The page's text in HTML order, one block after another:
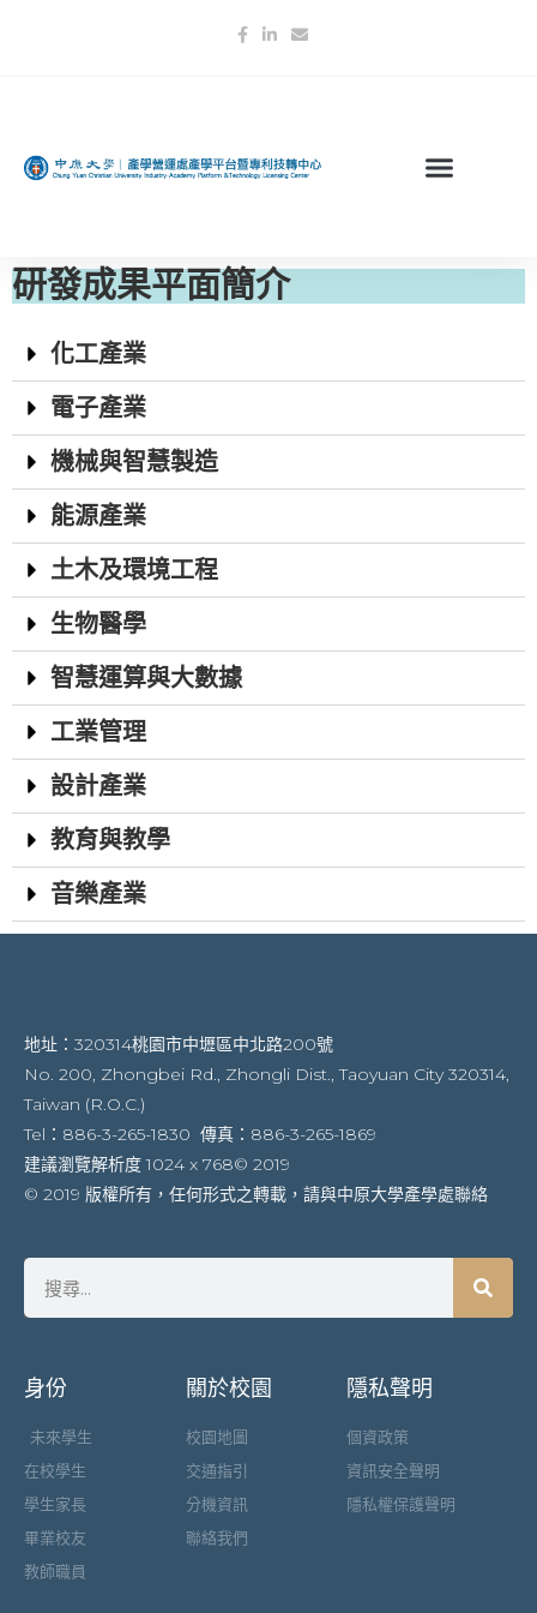
研發成果平面簡介
化工產業
電子產業
機械與智慧製造
能源產業
土木及環境工程
生物醫學
智慧運算與大數據
工業管理
設計產業
教育與教學
音樂產業
地址：320314桃園市中壢區中北路200號
No. 200, Zhongbei Rd., Zhongli Dist., Taoyuan City 320314,
Taiwan (R.O.C.)
Tel：886-3-265-1830 傳真：886-3-265-1869
建議瀏覽解析度 1024 x 768© 2019
© 2019 版權所有，任何形式之轉載，請與中原大學產學處聯絡
身份
未來學生
在校學生
學生家長
畢業校友
教師職員
關於校園
校園地圖
交通指引
分機資訊
聯絡我們
隱私聲明
個資政策
資訊安全聲明
隱私權保護聲明